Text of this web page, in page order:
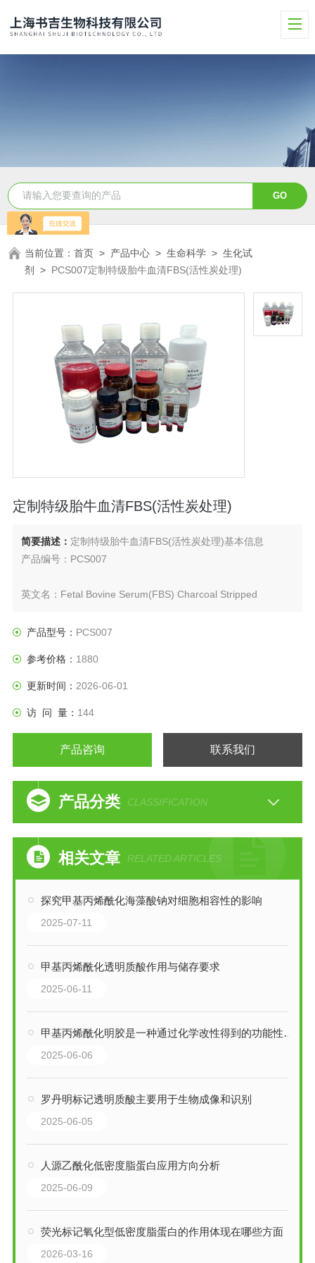
当前位置：首页 > 产品中心 >生命科学 >生化试
剂 > PCS007定制特级胎牛血清FBS(活性炭处理)
定制特级胎牛血清FBS(活性炭处理)
简要描述： 定制特级胎牛血清FBS(活性炭处理)基本信息
产品编号：PCS007
英文名：Fetal Bovine Serum(FBS) Charcoal Stripped
运输条件：-20℃
产品型号： PCS007
参考价格： 1880
更新时间： 2026-06-01
访 问 量： 144
产品咨询 联系我们
产品分类 CLASSIFICATION
相关文章 RELATED ARTICLES
探究甲基丙烯酰化海藻酸钠对细胞相容性的影响
2025-07-11
甲基丙烯酰化透明质酸作用与储存要求
2025-06-11
甲基丙烯酰化明胶是一种通过化学改性得到的功能性生物材料
2025-06-06
罗丹明标记透明质酸主要用于生物成像和识别
2025-06-05
人源乙酰化低密度脂蛋白应用方向分析
2025-06-09
荧光标记氧化型低密度脂蛋白的作用体现在哪些方面
2026-03-16